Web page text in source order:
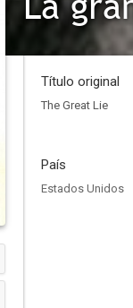
Título original
The Great Lie
País
Estados Unidos